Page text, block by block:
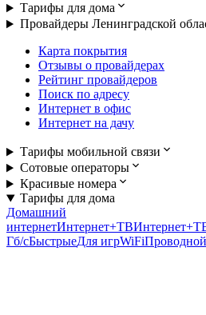
Тарифы для дома
Провайдеры Ленинградской
Карта покрытия
Отзывы о провайдерах
Рейтинг провайдеров
Поиск по адресу
Интернет в офис
Интернет на дачу
Тарифы мобильной связи
Сотовые операторы
Красивые номера
Тарифы для дома
Домашний
интернетИнтернет+ТВ
Гб/cБыстрыеДля игрWiFiПроводной